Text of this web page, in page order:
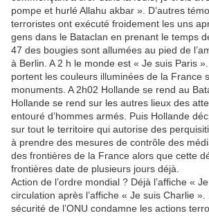
pompe et hurlé Allahu akbar ». D’autres
terroristes ont exécuté froidement les uns
gens dans le Bataclan en prenant le temps
47 des bougies sont allumées au pied de
à Berlin. A 2 h le monde est « Je suis Paris
portent les couleurs illuminées de la France
monuments. A 2h02 Hollande se rend au
Hollande se rend sur les autres lieux des
entouré d’hommes armés. Puis Hollande
sur tout le territoire qui autorise des
à prendre des mesures de contrôle des
des frontières de la France alors que cette
frontières date de plusieurs jours déjà.
Action de l’ordre mondial ? Déjà l’affiche «
circulation après l’affiche « Je suis Charlie
sécurité de l’ONU condamne les actions